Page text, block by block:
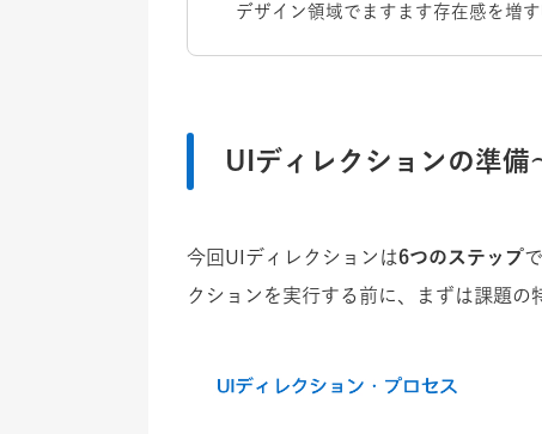
デザイン領域でますます存在感を増
UIディレクションの準備
今回UIディレクションは6つのステップ
クションを実行する前に、まずは課題の